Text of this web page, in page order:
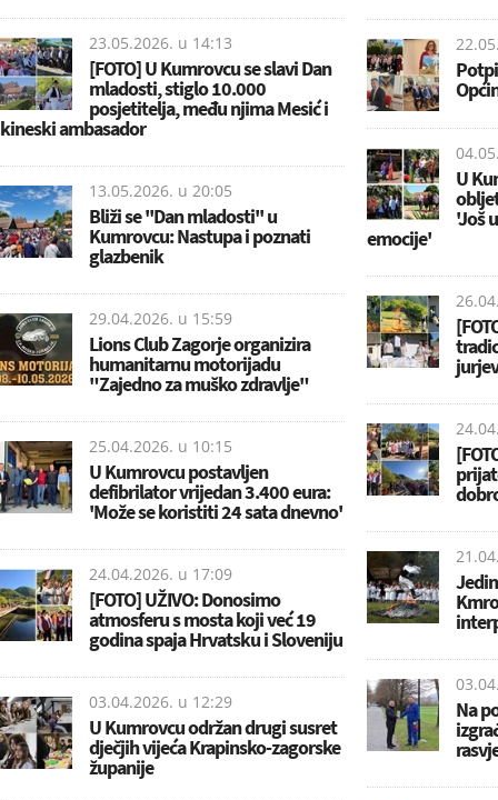
23.05.2026. u 14:13
[FOTO] U Kumrovcu se slavi Dan
mladosti, stiglo 10.000
posjetitelja, među njima Mesić i
kineski ambasador
13.05.2026. u 20:05
Bliži se ''Dan mladosti'' u
Kumrovcu: Nastupa i poznati
glazbenik
29.04.2026. u 15:59
Lions Club Zagorje organizira
humanitarnu motorijadu
"Zajedno za muško zdravlje"
25.04.2026. u 10:15
U Kumrovcu postavljen
defibrilator vrijedan 3.400 eura:
'Može se koristiti 24 sata dnevno'
24.04.2026. u 17:09
[FOTO] UŽIVO: Donosimo
atmosferu s mosta koji već 19
godina spaja Hrvatsku i Sloveniju
03.04.2026. u 12:29
U Kumrovcu održan drugi susret
dječjih vijeća Krapinsko-zagorske
županije
U
'Još
emocije'
Na